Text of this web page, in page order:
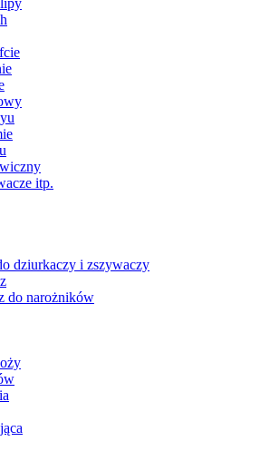
itp.
dziurkaczy i zszywaczy
do narożników